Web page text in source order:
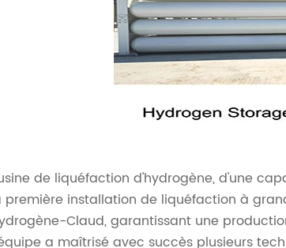
de liquéfaction d'hydrogène, d'une
première installation de liquéfaction à
Claud, garantissant une
a maîtrisé avec succès plusieurs